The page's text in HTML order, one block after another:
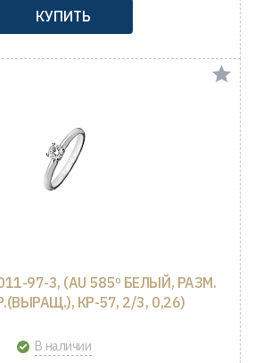
КУПИТЬ
97-3, (AU 585º БЕЛЫЙ, РАЗМ.
КР-57, 2/3, 0,26)
В наличии